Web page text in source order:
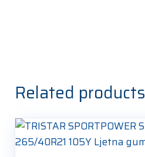
Related products